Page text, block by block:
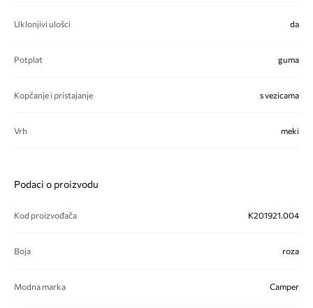
Uklonjivi ulošci da
Potplat guma
Kopčanje i pristajanje s vezicama
Vrh meki
Podaci o proizvodu
Kod proizvođača K201921.004
Boja roza
Modna marka Camper